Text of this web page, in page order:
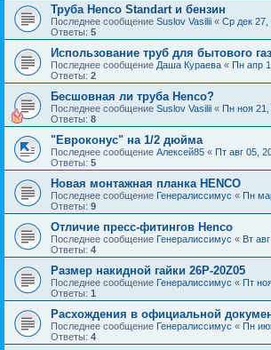
Труба Henco Standart и бензин
Последнее сообщение Suslov Vasilii « Ср дек 27,
Ответы: 5
Использование труб для бытового
Последнее сообщение Даша Кураева « Пн апр
Ответы: 2
Бесшовная ли труба Henco?
Последнее сообщение Suslov Vasilii « Пн ноя 21,
Ответы: 8
"Евроконус" на 1/2 дюйма
Последнее сообщение Алексей85 « Пт авг 05,
Ответы: 5
Новая монтажная планка HENCO
Последнее сообщение Генералиссимус « Пн
Ответы: 9
Отличие пресс-фитингов Henco
Последнее сообщение Генералиссимус « Вт
Ответы: 4
Размер накидной гайки 26P-20Z05
Последнее сообщение Генералиссимус « Пт
Ответы: 1
Расхождения в официальной
Последнее сообщение Генералиссимус « Пн
Ответы: 4